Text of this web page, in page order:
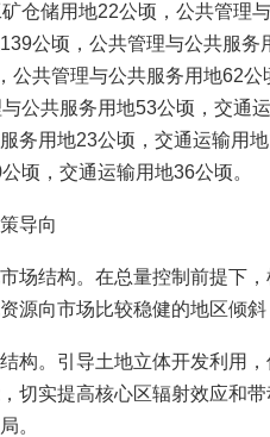
仓储用地22公顷，公共管理
公顷，公共管理与公共服
公共管理与公共服务用地62
公共服务用地53公顷，交通
务用地23公顷，交通运输用
顷，交通运输用地36公顷。
导向
结构。在总量控制前提下，
源向市场比较稳健的地区倾斜
。引导土地立体开发利用，
切实提高核心区辐射效应和
。